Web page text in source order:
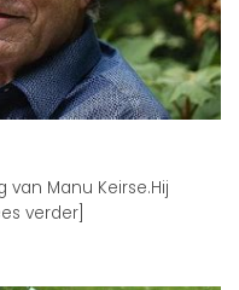
van Manu Keirse.Hij
verder]